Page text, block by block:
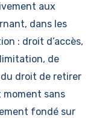
aux
dans les
: droit d’accès,
de
du droit de retirer
sans
fondé sur